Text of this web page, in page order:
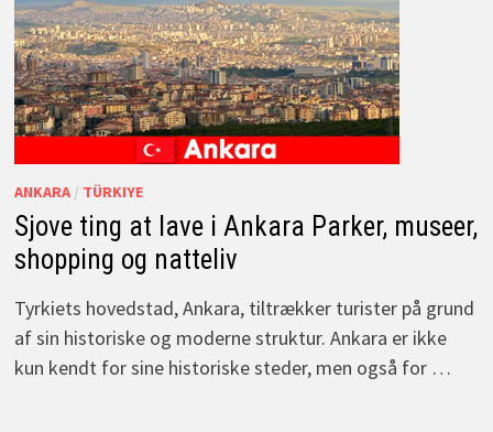
ANKARA/ TÜRKIYE
Sjove ting at lave i Ankara Parker, museer,
shopping og natteliv
Tyrkiets hovedstad, Ankara, tiltrækker turister på grund
af sin historiske og moderne struktur. Ankara er ikke
kun kendt for sine historiske steder, men også for …